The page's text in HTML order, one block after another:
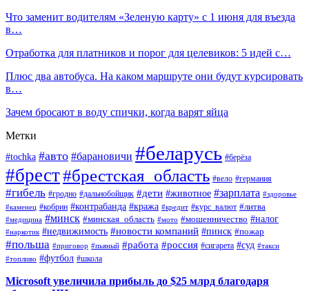
Что заменит водителям «Зеленую карту» с 1 июня для въезда
в…
Отработка для платников и порог для целевиков: 5 идей с…
Плюс два автобуса. На каком маршруте они будут курсировать
в…
Зачем бросают в воду спички, когда варят яйца
Метки
#tochka #авто #барановичи #беларусь #берёза
#брест#брестская_область #вело #германия
#гибель #гродно #дальнобойщик #дети #животное #зарплата #здоровье
#каменец #кобрин #контрабанда #кража #кредит #курс_валют #литва
#медицина #минск #минская_область #мото #мошенничество #налог
#наркотик #недвижимость #новости компаний #пинск #пожар
#польша #приговор #пьяный #работа #россия #сигарета #суд #такси
#топливо #футбол #школа
Microsoft увеличила прибыль до $25 млрд благодаря